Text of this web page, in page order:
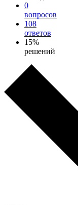
0
вопросов
108
ответов
15%
решений